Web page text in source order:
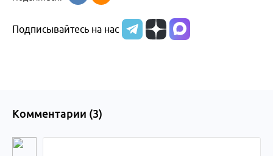
Алтайского
Подписывайтесь на нас
Комментарии (3)